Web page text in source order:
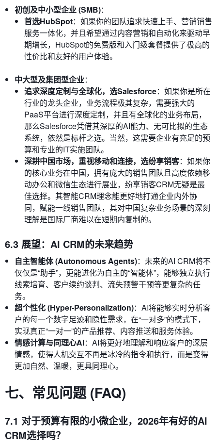
初创及中小型企业 (SMB)：
首选HubSpot：如果你的团队追求快速上手、营销销售
服务一体化，并且希望通过内容营销和自动化来驱动早
期增长，HubSpot的免费版和入门级套餐提供了极高的
性价比和友好的用户体验。
中大型及集团型企业：
追求深度定制与全球化，选Salesforce：如果你是所在
行业的龙头企业，业务流程极其复杂，需要强大的
PaaS平台进行深度定制，并且有全球化的业务布局，
那么Salesforce凭借其深厚的AI能力、无可比拟的生态
系统，依然是标杆之选。当然，这需要企业有充足的预
算和专业的IT实施团队。
深耕中国市场，重视移动和连接，选纷享销客：如果你
的核心业务在中国，拥有庞大的销售团队且高度依赖移
动办公和微信生态进行展业，纷享销客CRM无疑是最
佳选择。其智能CRM理念能更好地打通企业内外协
同，赋能一线销售团队，其对中国复杂业务场景的深刻
理解是国际厂商难以在短期内复制的。
6.3 展望：AI CRM的未来趋势
自主智能体 (Autonomous Agents)：未来的AI CRM将不
仅仅是“助手”，更能进化为自主的“智能体”，能够独立执行
线索培育、客户续约谈判、流失预警干预等更复杂的任
务。
超个性化 (Hyper-Personalization)：AI将能够实时分析客
户的每一个数字足迹和隐性需求，在“一对多”的模式下，
实现真正“一对一”的产品推荐、内容推送和服务体验。
情感计算与同理心AI：AI将更好地理解和响应客户的深层
情感，使得人机交互不再是冰冷的指令和执行，而是变得
更加自然、温暖，更具同理心。
七、常见问题 (FAQ)
7.1 对于预算有限的小微企业，2026年有好的AI
CRM选择吗？